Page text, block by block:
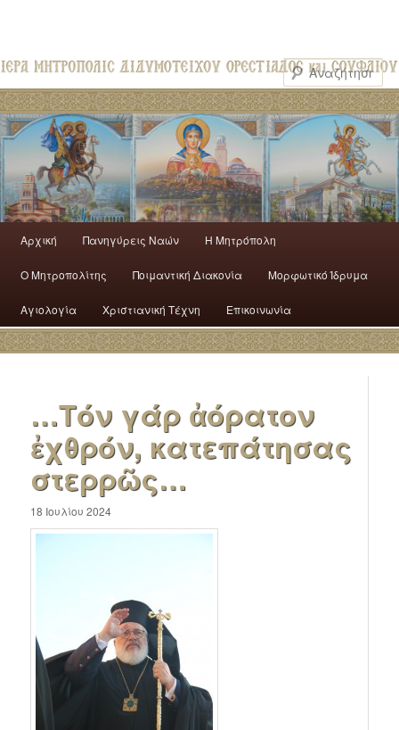
Αρχική Πανηγύρεις Ναών H Mητρόπολη
Ο Mητροπολίτης Ποιμαντική Διακονία Μορφωτικό Ίδρυμα
Αγιολογία Χριστιανική Τέχνη Επικοινωνία
…Τόν γάρ ἀόρατον
ἐχθρόν, κατεπάτησας
στερρῶς…
18 Ιουλίου 2024